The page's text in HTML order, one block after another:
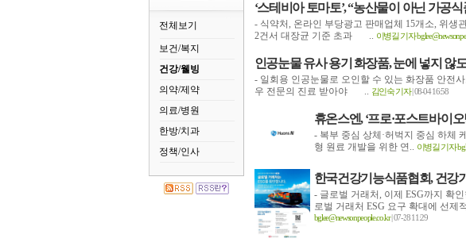
전체보기
보건/복지
건강/웰빙
의약/제약
의료/병원
한방/치과
정책/인사
‘스테비아 토마토’, “농산물이 아닌 가공
- 식약처, 온라인 부당광고 판매업체 15개소, 위생
2건서 대장균 기준 초과 .. 이병길 기자
인공눈물 유사 용기 화장품, 눈에 넣지 않
- 일회용 인공눈물로 오인할 수 있는 화장품 안전
우 전문의 진료 받아야 .. 김인숙 기자| 08-04 16:58
휴온스엔, ‘프로·포스트바이
- 복부 중심 상체·허벅지 중심 하
형 원료 개발을 위한 연.. 이병길 기자
한국건강기능식품협회, 건강
- 글로벌 거래처, 이제 ESG까지 확
로벌 거래처 ESG 요구 확대에 선제
bglee@newsonpeople.co.kr| 07-28 11:29